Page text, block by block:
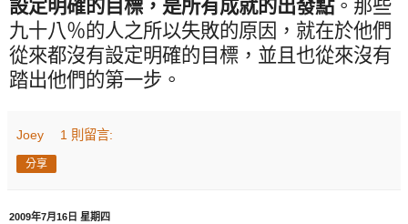
設定明確的目標，是所有成就的出發點。那些
九十八％的人之所以失敗的原因，就在於他們
從來都沒有設定明確的目標，並且也從來沒有
踏出他們的第一步。
Joey 1 則留言:
分享
2009年7月16日 星期四